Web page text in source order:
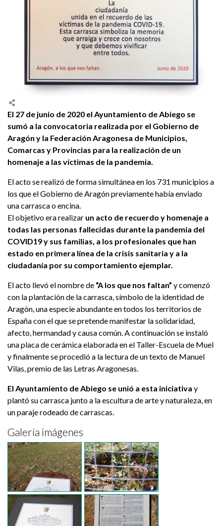
El 27 de junio de 2020 el Ayuntamiento de Abiego se
sumó a la convocatoria realizada por el Gobierno de
Aragón y la Federación Aragonesa de Municipios,
Comarcas y Provincias para la realización de un
homenaje a las víctimas de la pandemia.
El acto se realizó de forma simultánea en los 731 municipios a
los que el Gobierno de Aragón previamente había enviado
una carrasca o encina.
El objetivo era realizar un acto de recuerdo y homenaje a
todas las personas fallecidas durante la pandemia del
COVID19 y sus familias, a los profesionales que han
estado en primera línea de la crisis sanitaria y a la
ciudadanía por su comportamiento ejemplar.
El acto llevó el nombre de “A los que nos faltan” y comenzó
con la plantación de la carrasca, símbolo de la identidad de
Aragón, una especie abundante en todos los territorios de
España con el que se pretende manifestar la solidaridad,
afecto, hermandad y causa común. A continuación se instaló
una placa de cerámica elaborada en el Taller-Escuela de Muel
y finalmente se procedió a la lectura de un texto de Manuel
Vilas, premio de las Letras Aragonesas.
El Ayuntamiento de Abiego se unió a esta iniciativa y
plantó su carrasca junto a la escultura de arte y naturaleza, en
un paraje rodeado de carrascas.
Galería imágenes